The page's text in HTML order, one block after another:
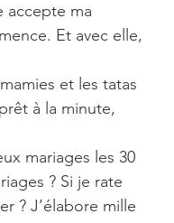
accepte ma
Et avec elle,
et les tatas
à la minute,
mariages les 30
? Si je rate
? J’élabore mille